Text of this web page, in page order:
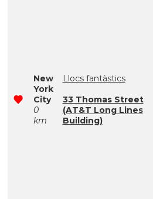
New
York
City
0
km
Llocs fantàstics
33 Thomas Street
(AT&T Long Lines
Building)